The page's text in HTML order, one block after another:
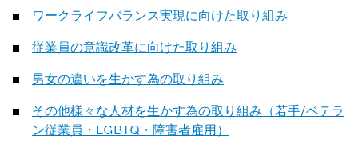
ワークライフバランス実現に向けた取り組み
従業員の意識改革に向けた取り組み
男女の違いを生かす為の取り組み
その他様々な人材を生かす為の取り組み（若手/ベテラ
ン従業員・LGBTQ・障害者雇用）